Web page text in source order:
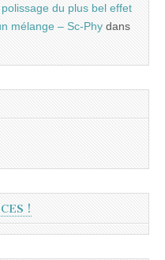
polissage du plus bel effet
mélange – Sc-Phy dans
!